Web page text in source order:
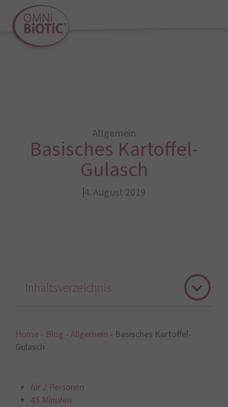
Allgemein
Basisches Kartoffel-
Gulasch
4. August 2019
Home - Blog - Allgemein - Basisches Kartoffel-
Gulasch
für 2 Personen
45 Minuten
Inhaltsverzeichnis